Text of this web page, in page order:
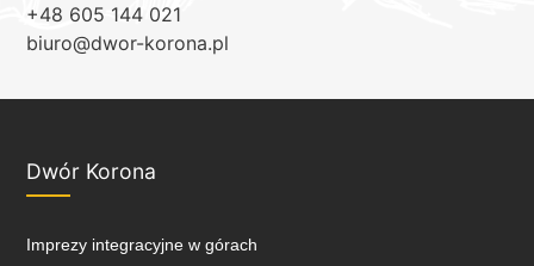
+48 605 144 021
biuro@dwor-korona.pl
Dwór Korona
Imprezy integracyjne w górach